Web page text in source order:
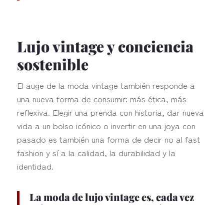
Lujo vintage y conciencia
sostenible
El auge de la moda vintage también responde a
una nueva forma de consumir: más ética, más
reflexiva. Elegir una prenda con historia, dar nueva
vida a un bolso icónico o invertir en una joya con
pasado es también una forma de decir no al fast
fashion y sí a la calidad, la durabilidad y la
identidad.
La moda de lujo vintage es, cada vez